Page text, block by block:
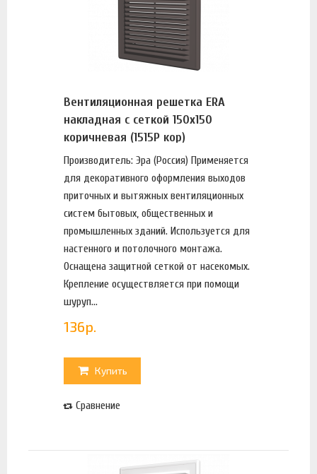
Вентиляционная решетка ERA
накладная с сеткой 150х150
коричневая (1515Р кор)
Производитель: Эра (Россия) Применяется
для декоративного оформления выходов
приточных и вытяжных вентиляционных
систем бытовых, общественных и
промышленных зданий. Используется для
настенного и потолочного монтажа.
Оснащена защитной сеткой от насекомых.
Крепление осуществляется при помощи
шуруп...
136р.
Купить
Сравнение